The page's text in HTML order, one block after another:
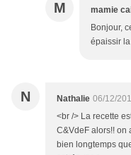
M mamie
Bonjour,
épaissir
N Nathalie 06/12/
<br /> La recette
C&VdeF alors!! on
bien longtemps